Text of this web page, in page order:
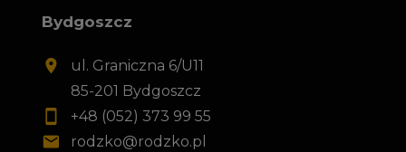
Bydgoszcz
ul. Graniczna 6/U11
85-201 Bydgoszcz
+48 (052) 373 99 55
rodzko@rodzko.pl